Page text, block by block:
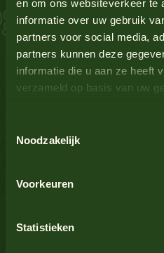
en om ons websiteverkeer te
informatie over uw gebruik
partners voor social media,
partners kunnen deze
informatie die u aan ze heeft
verzameld op basis van uw
Noodzakelijk
Voorkeuren
Statistieken
Zalm
Lupine
Melk
Mosterd
Noten
Schaaldieren
Selderij